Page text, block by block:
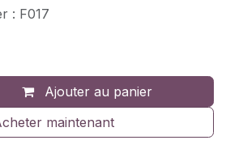
: F017
Ajouter au panier
maintenant